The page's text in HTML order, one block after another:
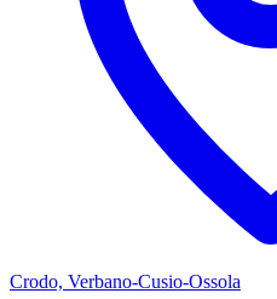
Crodo, Verbano-Cusio-Ossola